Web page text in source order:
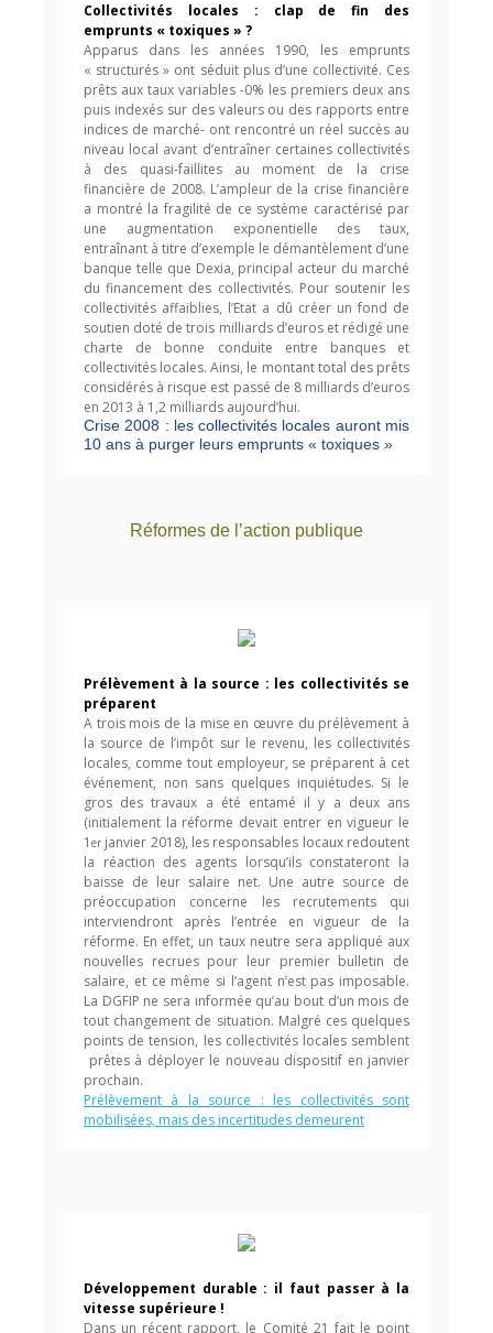
Collectivités locales : clap de fin des
emprunts « toxiques » ?
Apparus dans les années 1990, les emprunts
« structurés » ont séduit plus d’une collectivité. Ces
prêts aux taux variables -0% les premiers deux ans
puis indexés sur des valeurs ou des rapports entre
indices de marché- ont rencontré un réel succès au
niveau local avant d’entraîner certaines collectivités
à des quasi-faillites au moment de la crise
financière de 2008. L’ampleur de la crise financière
a montré la fragilité de ce système caractérisé par
une augmentation exponentielle des taux,
entraînant à titre d’exemple le démantèlement d’une
banque telle que Dexia, principal acteur du marché
du financement des collectivités. Pour soutenir les
collectivités affaiblies, l’Etat a dû créer un fond de
soutien doté de trois milliards d’euros et rédigé une
charte de bonne conduite entre banques et
collectivités locales. Ainsi, le montant total des prêts
considérés à risque est passé de 8 milliards d’euros
en 2013 à 1,2 milliards aujourd’hui.
Crise 2008 : les collectivités locales auront mis
10 ans à purger leurs emprunts « toxiques »
Réformes de l’action publique
Prélèvement à la source : les collectivités se
préparent
A trois mois de la mise en œuvre du prélèvement à
la source de l’impôt sur le revenu, les collectivités
locales, comme tout employeur, se préparent à cet
événement, non sans quelques inquiétudes. Si le
gros des travaux a été entamé il y a deux ans
(initialement la réforme devait entrer en vigueur le
1 er janvier 2018), les responsables locaux redoutent
la réaction des agents lorsqu’ils constateront la
baisse de leur salaire net. Une autre source de
préoccupation concerne les recrutements qui
interviendront après l’entrée en vigueur de la
réforme. En effet, un taux neutre sera appliqué aux
nouvelles recrues pour leur premier bulletin de
salaire, et ce même si l’agent n’est pas imposable.
La DGFIP ne sera informée qu’au bout d’un mois de
tout changement de situation. Malgré ces quelques
points de tension, les collectivités locales semblent
prêtes à déployer le nouveau dispositif en janvier
prochain.
Prélèvement à la source : les collectivités sont
mobilisées, mais des incertitudes demeurent
Développement durable : il faut passer à la
vitesse supérieure !
Dans un récent rapport, le Comité 21 fait le point